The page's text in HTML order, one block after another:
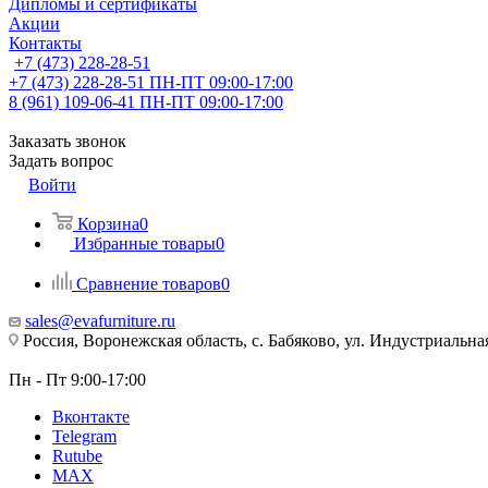
Дипломы и сертификаты
Акции
Контакты
+7 (473) 228-28-51
+7 (473) 228-28-51 ПН-ПТ 09:00-17:00
8 (961) 109-06-41 ПН-ПТ 09:00-17:00
Заказать звонок
Задать вопрос
Войти
Корзина0
Избранные товары0
Сравнение товаров0
sales@evafurniture.ru
Россия, Воронежская область, с. Бабяково, ул.
Пн - Пт 9:00-17:00
Вконтакте
Telegram
Rutube
MAX